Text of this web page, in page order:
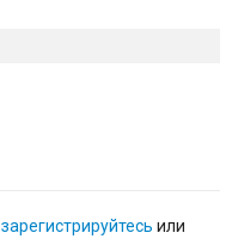
зарегистрируйтесь или